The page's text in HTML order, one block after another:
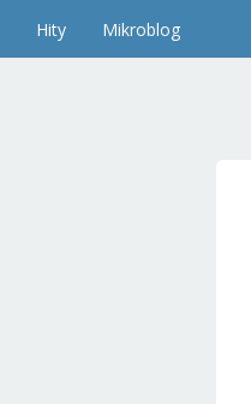
Hity Mikroblog